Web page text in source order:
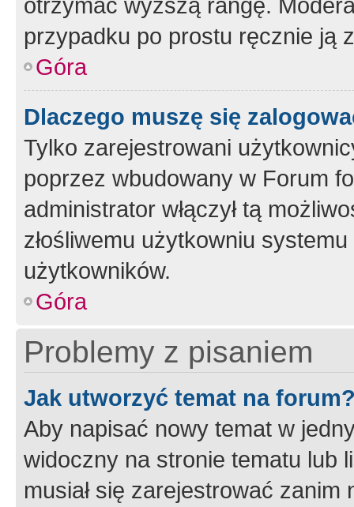
przypadku po prostu ręcznie ją
Góra
Dlaczego muszę się
Tylko zarejestrowani
poprzez wbudowany w Forum
administrator włączył tą
złośliwemu użytkowniu
użytkowników.
Góra
Problemy z pisaniem
Jak utworzyć temat na
Aby napisać nowy temat w
widoczny na stronie tematu lub
musiał się zarejestrować